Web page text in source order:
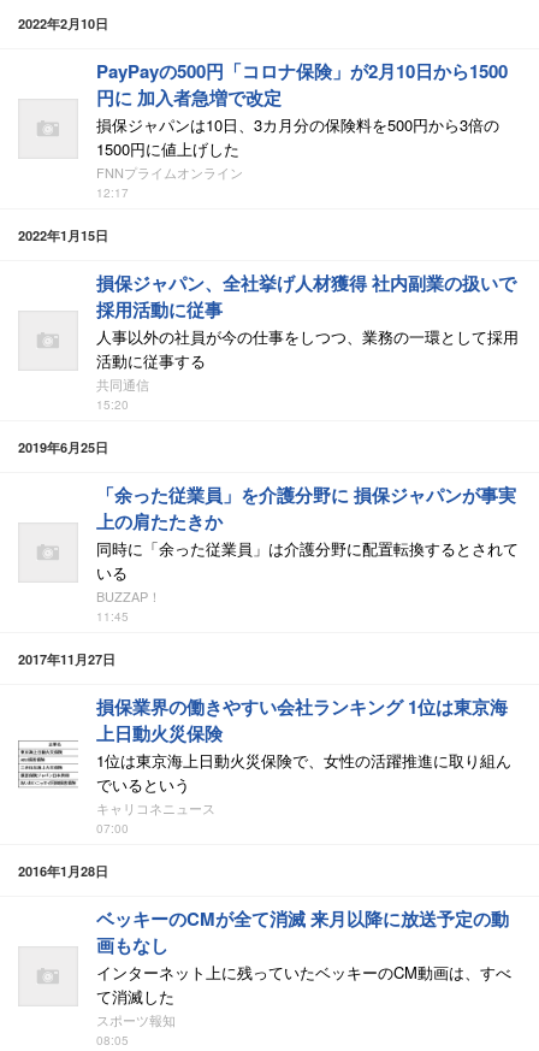
2022年2月10日
PayPayの500円「コロナ保険」が2月10日から1500
円に 加入者急増で改定
損保ジャパンは10日、3カ月分の保険料を500円から3倍の
1500円に値上げした
FNNプライムオンライン
12:17
2022年1月15日
損保ジャパン、全社挙げ人材獲得 社内副業の扱いで
採用活動に従事
人事以外の社員が今の仕事をしつつ、業務の一環として採用
活動に従事する
共同通信
15:20
2019年6月25日
「余った従業員」を介護分野に 損保ジャパンが事実
上の肩たたきか
同時に「余った従業員」は介護分野に配置転換するとされて
いる
BUZZAP！
11:45
2017年11月27日
損保業界の働きやすい会社ランキング 1位は東京海
上日動火災保険
1位は東京海上日動火災保険で、女性の活躍推進に取り組ん
でいるという
キャリコネニュース
07:00
2016年1月28日
ベッキーのCMが全て消滅 来月以降に放送予定の動
画もなし
インターネット上に残っていたベッキーのCM動画は、すべ
て消滅した
スポーツ報知
08:05